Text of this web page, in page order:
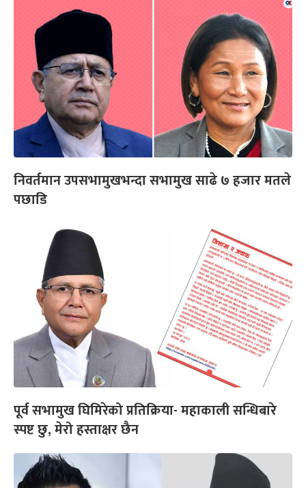
निवर्तमान उपसभामुखभन्दा सभामुख साढे ७ हजार मतले
पछाडि
पूर्व सभामुख घिमिरेको प्रतिक्रिया- महाकाली सन्धिबारे
स्पष्ट छु, मेरो हस्ताक्षर छैन